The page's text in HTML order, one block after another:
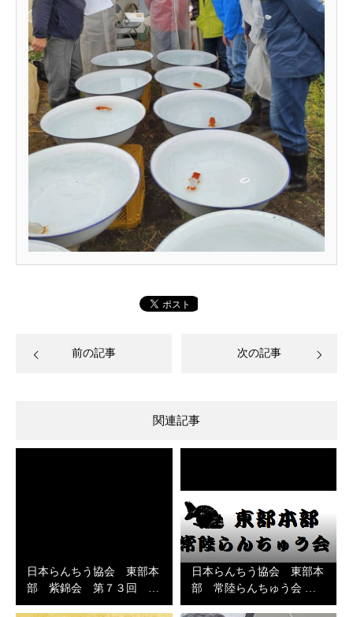
前の記事 次の記事
関連記事
日本らんちう協会 東部本
部 紫錦会 第７３回 …
日本らんちう協会 東部本
部 常陸らんちゅう会 …